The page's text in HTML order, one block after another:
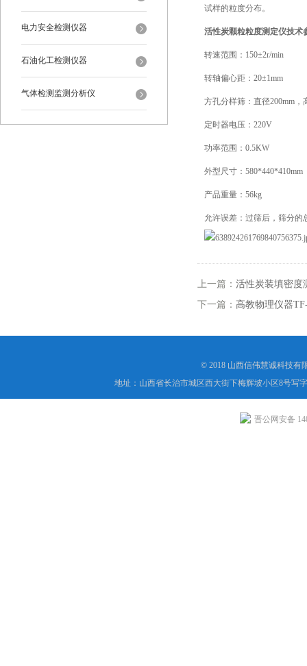
电力安全检测仪器
石油化工检测仪器
气体检测监测分析仪
试样的粒度分布。
活性炭颗粒粒度测定仪技术
转速范围：150±2r/min
转轴偏心距：20±1mm
方孔分样筛：直径200mm，
定时器电压：220V
功率范围：0.5KW
外型尺寸：580*440*410mm
产品重量：56kg
允许误差：过筛后，筛分的
上一篇： 活性炭装填密度
下一篇： 高教物理仪器
© 2018 山西信伟慧诚科技有
地址：山西省长治市城区西大街下梅辉坡小区8号写
晋公网安备